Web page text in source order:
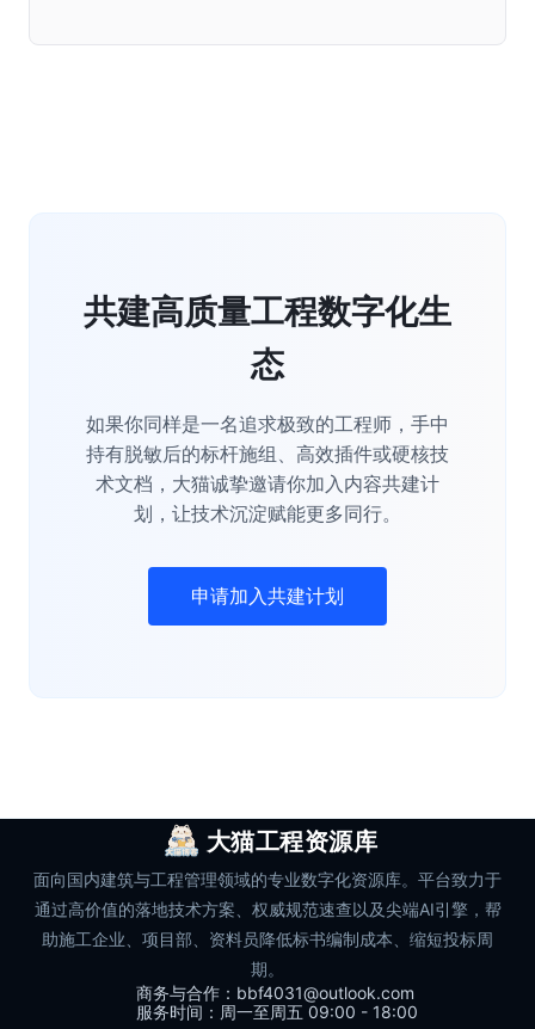
共建高质量工程数字化生
态
如果你同样是一名追求极致的工程师，手中
持有脱敏后的标杆施组、高效插件或硬核技
术文档，大猫诚挚邀请你加入内容共建计
划，让技术沉淀赋能更多同行。
申请加入共建计划
大猫工程资源库
面向国内建筑与工程管理领域的专业数字化资源库。平台致力于
通过高价值的落地技术方案、权威规范速查以及尖端AI引擎，帮
助施工企业、项目部、资料员降低标书编制成本、缩短投标周
期。
商务与合作：bbf4031@outlook.com
服务时间：周一至周五 09:00 - 18:00